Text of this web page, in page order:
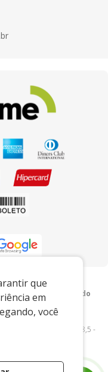
que
em
você
para o
o televendas, podendo
notiﬁcação.
0001-12|
Prefeito Aziz Lian, Km 28,5 -
875 - E-mail: